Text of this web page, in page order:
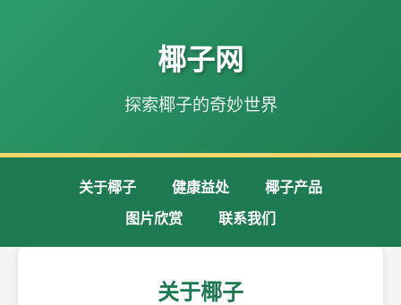
椰子网
探索椰子的奇妙世界
关于椰子 健康益处
椰子产品
图片欣赏
联系我们
关于椰子